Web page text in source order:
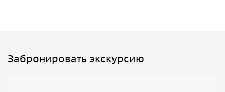
Забронировать экскурсию